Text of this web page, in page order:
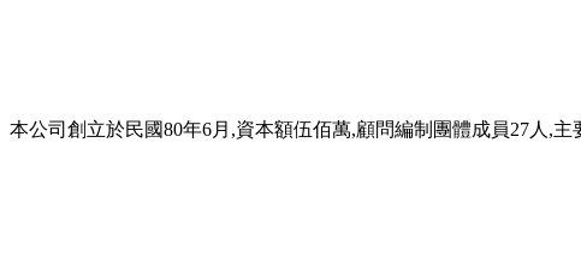
本公司創立於民國80年6月,資本額伍佰萬,顧問編制團體成員27人,